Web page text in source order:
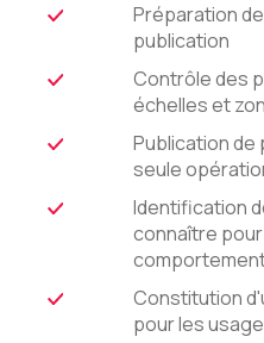
Préparation
publication
Contrôle des
échelles et
Publication de
seule
Identification
connaître
Constitution
pour les